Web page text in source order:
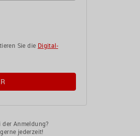
Sie die Digital-
der Anmeldung?
jederzeit!